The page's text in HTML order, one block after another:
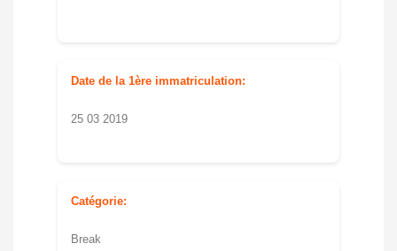
Date de la 1ère immatriculation:
25 03 2019
Catégorie:
Break